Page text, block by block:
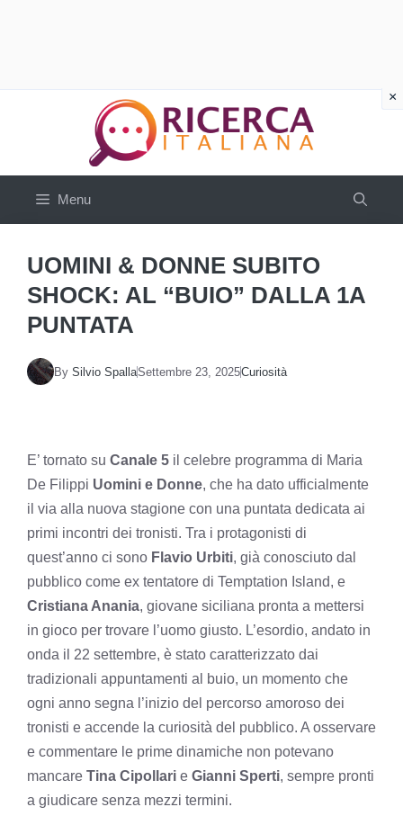
Menu
UOMINI & DONNE SUBITO
SHOCK: AL “BUIO” DALLA 1A
PUNTATA
By Silvio SpallaSettembre 23, 2025Curiosità
E’ tornato su Canale 5 il celebre programma di Maria
De Filippi Uomini e Donne, che ha dato ufficialmente
il via alla nuova stagione con una puntata dedicata ai
primi incontri dei tronisti. Tra i protagonisti di
quest’anno ci sono Flavio Urbiti, già conosciuto dal
pubblico come ex tentatore di Temptation Island, e
Cristiana Anania, giovane siciliana pronta a mettersi
in gioco per trovare l’uomo giusto. L’esordio, andato in
onda il 22 settembre, è stato caratterizzato dai
tradizionali appuntamenti al buio, un momento che
ogni anno segna l’inizio del percorso amoroso dei
tronisti e accende la curiosità del pubblico. A osservare
e commentare le prime dinamiche non potevano
mancare Tina Cipollari e Gianni Sperti, sempre pronti
a giudicare senza mezzi termini.